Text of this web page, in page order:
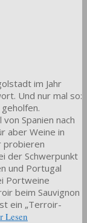
im Jahr
Und nur mal so:
Spanien nach
aber Weine in
probieren
der Schwerpunkt
und Portugal
Portweine
beim Sauvignon
ein „Terroir-
Lesen